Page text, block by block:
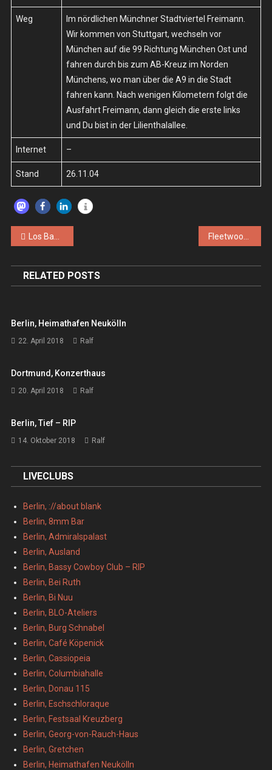
Weg
Im nördlichen Münchner Stadtviertel Freimann.
Wir kommen von Stuttgart, wechseln vor
München auf die 99 Richtung München Ost und
fahren durch bis zum AB-Kreuz im Norden
Münchens, wo man über die A9 in die Stadt
fahren kann. Nach wenigen Kilometern folgt die
Ausfahrt Freimann, dann gleich die erste links
und Du bist in der Lilienthalallee.
Internet –
Stand 26.11.04
Beitragsnavigation
Los Banditos – Mi. 04.12.2002 – Villingen, Cafe Limba
RELATED POSTS
Berlin, Heimathafen Neukölln
22. April 2018 Ralf
Dortmund, Konzerthaus
20. April 2018 Ralf
Berlin, Tief – RIP
14. Oktober 2018 Ralf
LIVECLUBS
Berlin, ://about blank
Berlin, 8mm Bar
Berlin, Admiralspalast
Berlin, Ausland
Berlin, Bassy Cowboy Club – RIP
Berlin, Bei Ruth
Berlin, Bi Nuu
Berlin, BLO-Ateliers
Berlin, Burg Schnabel
Berlin, Café Köpenick
Berlin, Cassiopeia
Berlin, Columbiahalle
Berlin, Donau 115
Berlin, Eschschloraque
Berlin, Festsaal Kreuzberg
Berlin, Georg-von-Rauch-Haus
Berlin, Gretchen
Berlin, Heimathafen Neukölln